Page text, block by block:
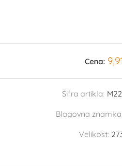
Cena:
Šifra artikla:
Blagovna znamka:
Velikost: